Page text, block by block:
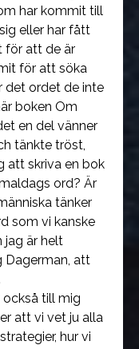
har kommit till
eller har fått
för att de är
för att söka
det ordet de inte
boken Om
en del vänner
tänkte tröst,
att skriva en bok
ord? Är
tänker
som vi kanske
jag är helt
Dagerman, att
också till mig
att vi vet ju alla
hur vi